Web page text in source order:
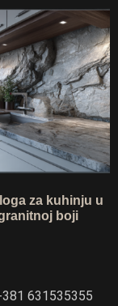
za kuhinju u
boji
631535355